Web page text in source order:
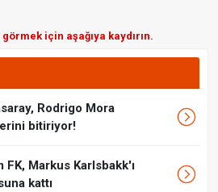
için aşağıya kaydırın.
Rodrigo Mora
bitiriyor!
FK, Markus Karlsbakk'ı
kattı